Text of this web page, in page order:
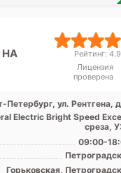
НА
Рейтинг:
Лицензия
проверена
Петербург, ул. Рентгена,
Electric Bright Speed
среза,
09:00-
Горьковская,